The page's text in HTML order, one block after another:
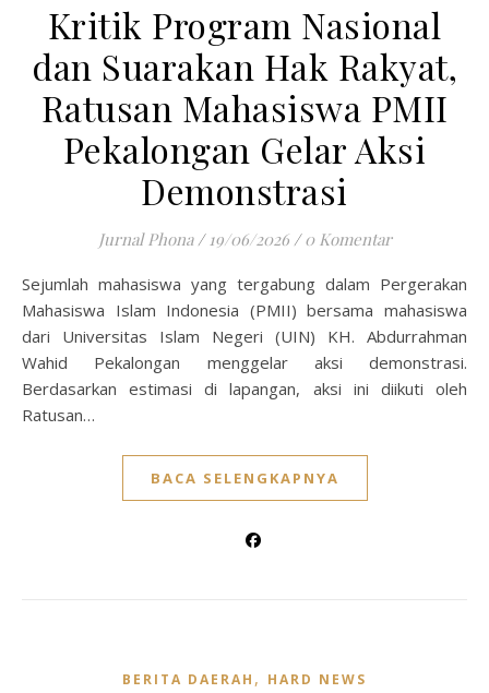
Kritik Program Nasional
dan Suarakan Hak Rakyat,
Ratusan Mahasiswa PMII
Pekalongan Gelar Aksi
Demonstrasi
Jurnal Phona / 19/06/2026 / 0 Komentar
Sejumlah mahasiswa yang tergabung dalam Pergerakan
Mahasiswa Islam Indonesia (PMII) bersama mahasiswa
dari Universitas Islam Negeri (UIN) KH. Abdurrahman
Wahid Pekalongan menggelar aksi demonstrasi.
Berdasarkan estimasi di lapangan, aksi ini diikuti oleh
Ratusan…
BACA SELENGKAPNYA
BERITA DAERAH , HARD NEWS